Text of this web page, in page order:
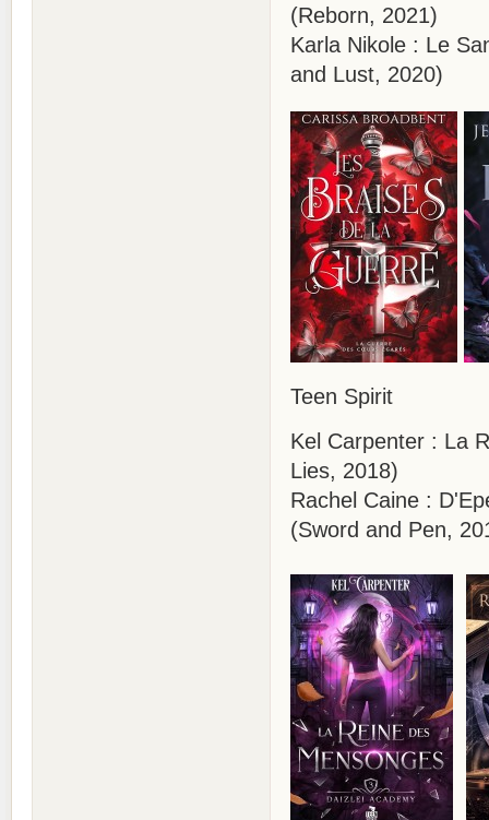
(Reborn, 2021)
Karla Nikole : Le
and Lust, 2020)
Teen Spirit
Kel Carpenter : La
Lies, 2018)
Rachel Caine :
(Sword and Pen,